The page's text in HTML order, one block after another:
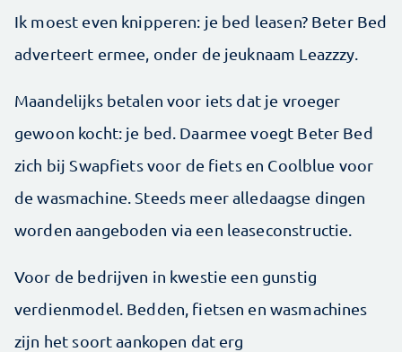
Ik moest even knipperen: je bed leasen? Beter Bed
adverteert ermee, onder de jeuknaam Leazzzy.
Maandelijks betalen voor iets dat je vroeger
gewoon kocht: je bed. Daarmee voegt Beter Bed
zich bij Swapfiets voor de fiets en Coolblue voor
de wasmachine. Steeds meer alledaagse dingen
worden aangeboden via een leaseconstructie.
Voor de bedrijven in kwestie een gunstig
verdienmodel. Bedden, fietsen en wasmachines
zijn het soort aankopen dat erg